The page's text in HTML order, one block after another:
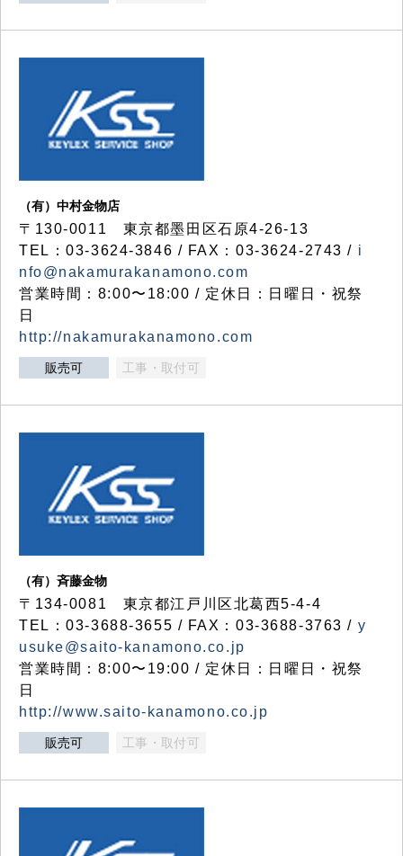
（有）中村金物店
〒130-0011 東京都墨田区石原4-26-13
TEL：03-3624-3846 / FAX：03-3624-2743 / i
nfo@nakamurakanamono.com
営業時間：8:00〜18:00 / 定休日：日曜日・祝祭
日
http://nakamurakanamono.com
販売可 工事・取付可
（有）斉藤金物
〒134-0081 東京都江戸川区北葛西5-4-4
TEL：03-3688-3655 / FAX：03-3688-3763 / y
usuke@saito-kanamono.co.jp
営業時間：8:00〜19:00 / 定休日：日曜日・祝祭
日
http://www.saito-kanamono.co.jp
販売可 工事・取付可